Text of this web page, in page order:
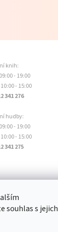
souhlas s jejich
knih:
- 19:00
- 15:00
341 276
hudby:
- 19:00
- 15:00
341 275